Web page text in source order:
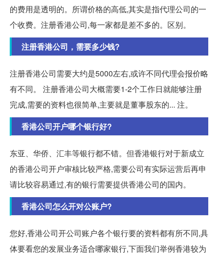
的费用是透明的。所谓价格的高低,其实是指代理公司的一
个收费。注册香港公司,每一家都是差不多的。区别。
注册香港公司，需要多少钱?
注册香港公司需要大约是5000左右,或许不同代理会报价略
有不同。 注册香港公司大概需要1-2个工作日就能够注册
完成,需要的资料也很简单,主要就是董事股东的... 注。
香港公司开户哪个银行好?
东亚、华侨、汇丰等银行都不错。但香港银行对于新成立
的香港公司开户审核比较严格,需要公司有实际运营后再申
请比较容易通过,有的银行需要提供香港公司的国内。
香港公司怎么开对公账户?
您好,香港公司开公司账户各个银行要的资料都有所不同,具
体要看您的发展业务适合哪家银行,下面我们举例香港较为